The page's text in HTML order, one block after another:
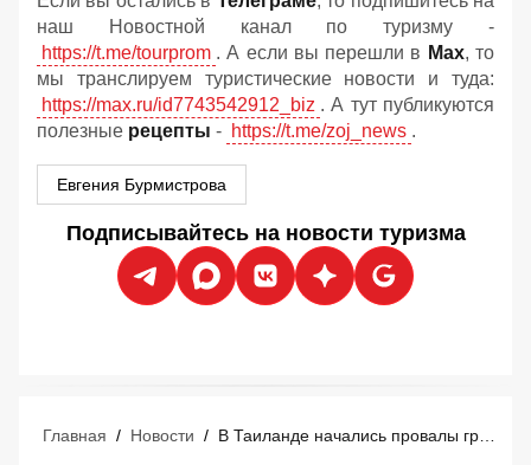
наш Новостной канал по туризму -
https://t.me/tourprom . А если вы перешли в Мах, то
мы транслируем туристические новости и туда:
https://max.ru/id7743542912_biz . А тут публикуются
полезные рецепты - https://t.me/zoj_news .
Евгения Бурмистрова
Подписывайтесь на новости туризма
Главная / Новости / В Таиланде начались провалы грунта: в популярном у туристов месте земля уходит из-под ног